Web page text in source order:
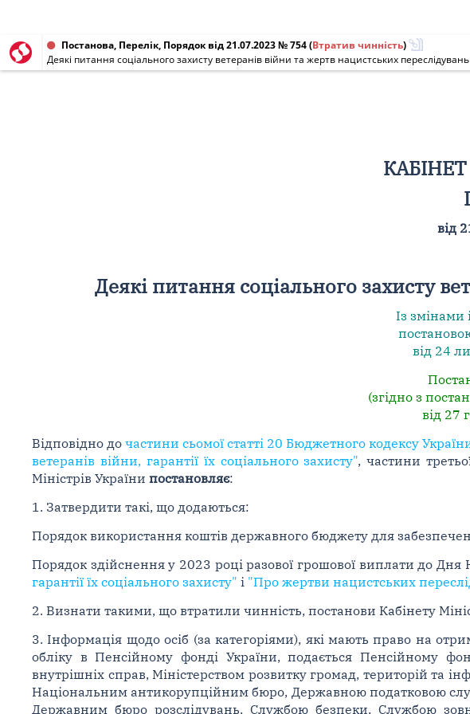
Постанова, Перелік, Порядок від 21.07.2023 № 754(Втратив чинність)
Деякі питання соціального захисту ветеранів війни та жертв нацистських переслідувань